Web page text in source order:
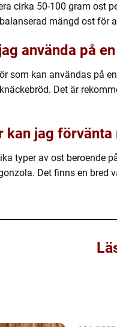
cirka 50-100 gram ost
mängd ost för
använda på
som kan användas på
Det är
kan jag
typer av ost beroende
Det finns en